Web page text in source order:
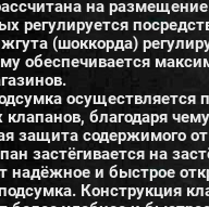
на
регулируется
жгута (шоккорда)
обеспечивается
осуществляется
благодаря
защита содержимого
застёгивается на
надёжное и быстрое
Конструкция